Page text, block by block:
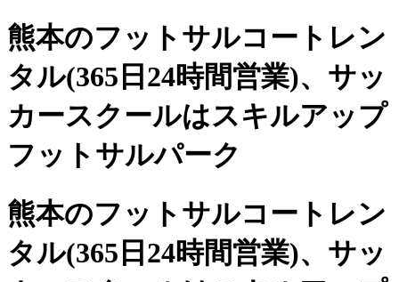
熊本のフットサルコートレン
タル(365日24時間営業)、 サッ
カースクールはスキルアップ
フットサルパーク
熊本のフットサルコートレン
タル(365日24時間営業)、サッ